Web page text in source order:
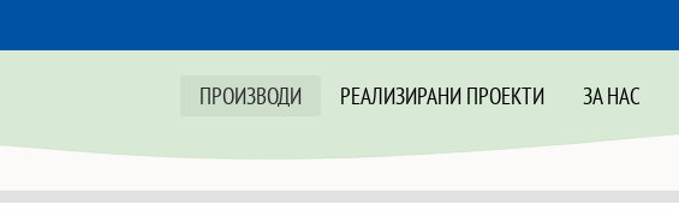
ПРОИЗВОДИ
РЕАЛИЗИРАНИ ПРОЕКТИ ЗА НАС